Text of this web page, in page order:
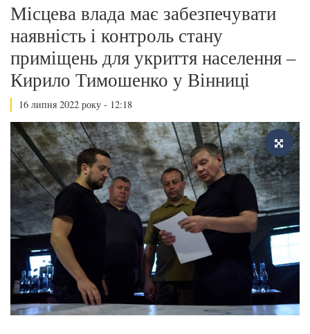
Місцева влада має забезпечувати
наявність і контроль стану
приміщень для укриття населення –
Кирило Тимошенко у Вінниці
16 липня 2022 року - 12:18